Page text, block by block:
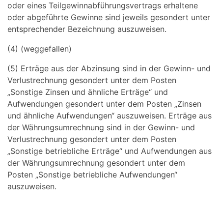
oder eines Teilgewinnabführungsvertrags erhaltene
oder abgeführte Gewinne sind jeweils gesondert unter
entsprechender Bezeichnung auszuweisen.
(4) (weggefallen)
(5) Erträge aus der Abzinsung sind in der Gewinn- und
Verlustrechnung gesondert unter dem Posten
„Sonstige Zinsen und ähnliche Erträge“ und
Aufwendungen gesondert unter dem Posten „Zinsen
und ähnliche Aufwendungen“ auszuweisen. Erträge aus
der Währungsumrechnung sind in der Gewinn- und
Verlustrechnung gesondert unter dem Posten
„Sonstige betriebliche Erträge“ und Aufwendungen aus
der Währungsumrechnung gesondert unter dem
Posten „Sonstige betriebliche Aufwendungen“
auszuweisen.